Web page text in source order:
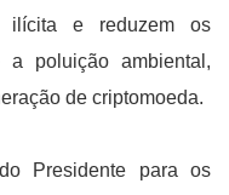
ilícita e reduzem os
a poluição ambiental,
de criptomoeda.
Presidente para os